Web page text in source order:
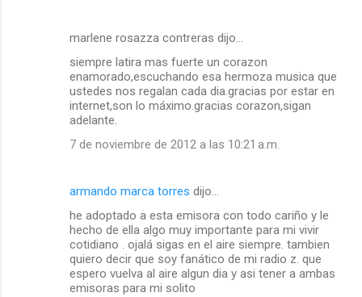
marlene rosazza contreras dijo…
siempre latira mas fuerte un corazon
enamorado,escuchando esa hermoza musica que
ustedes nos regalan cada dia.gracias por estar en
internet,son lo máximo.gracias corazon,sigan
adelante.
7 de noviembre de 2012 a las 10:21 a.m.
armando marca torres dijo…
he adoptado a esta emisora con todo cariño y le
hecho de ella algo muy importante para mi vivir
cotidiano . ojalá sigas en el aire siempre. tambien
quiero decir que soy fanático de mi radio z. que
espero vuelva al aire algun dia y asi tener a ambas
emisoras para mi solito